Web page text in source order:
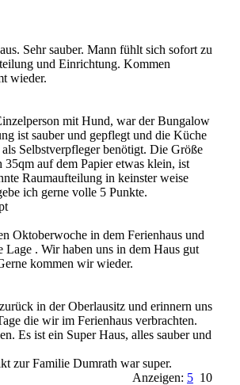
Sehr sauber. Mann fühlt sich sofort zu
und Einrichtung. Kommen
wieder.
mit Hund, war der Bungalow
ist sauber und gepflegt und die Küche
Selbstverpfleger benötigt. Die Größe
auf dem Papier etwas klein, ist
Raumaufteilung in keinster weise
ich gerne volle 5 Punkte.
Oktoberwoche in dem Ferienhaus und
Lage . Wir haben uns in dem Haus gut
kommen wir wieder.
in der Oberlausitz und erinnern uns
die wir im Ferienhaus verbrachten.
Es ist ein Super Haus, alles sauber und
zur Familie Dumrath war super.
Anzeigen: 5 10